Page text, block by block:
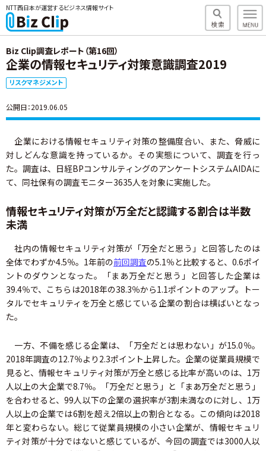
NTT西日本が運営するビジネス情報サイト
Biz Clip調査レポート（第16回）
企業の情報セキュリティ対策意識調査2019
リスクマネジメント
公開日：2019.06.05
企業における情報セキュリティ対策の整備度合い、また、脅威に
対しどんな意識を持っているか。その実態について、調査を行っ
た。調査は、日経BPコンサルティングのアンケートシステムAIDAに
て、同社保有の調査モニター3635人を対象に実施した。
情報セキュリティ対策が万全だと認識する割合は半数
未満
社内の情報セキュリティ対策が「万全だと思う」と回答したのは
全体でわずか4.5％。1年前の前回調査の5.1％と比較すると、0.6ポイ
ントのダウンとなった。「まあ万全だと思う」と回答した企業は
39.4％で、こちらは2018年の38.3％から1.1ポイントのアップ。トー
タルでセキュリティを万全と感じている企業の割合は横ばいとなっ
た。
一方、不備を感じる企業は、「万全だとは思わない」が15.0％。
2018年調査の12.7％より2.3ポイント上昇した。企業の従業員規模で
見ると、情報セキュリティ対策が万全と感じる比率が高いのは、1万
人以上の大企業で8.7％。「万全だと思う」と「まあ万全だと思う」
を合わせると、99人以下の企業の選択率が3割未満なのに対し、1万
人以上の企業では6割を超え2倍以上の割合となる。この傾向は2018
年と変わらない。総じて従業員規模の小さい企業が、情報セキュリ
ティ対策が十分ではないと感じているが、今回の調査では3000人以